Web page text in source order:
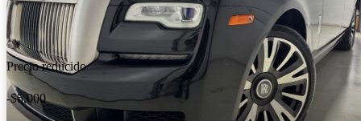
Precio reducido
-$5,000